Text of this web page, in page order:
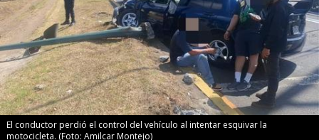
El conductor perdió el control del vehículo al intentar esquivar la
motocicleta. (Foto: Amilcar Montejo)